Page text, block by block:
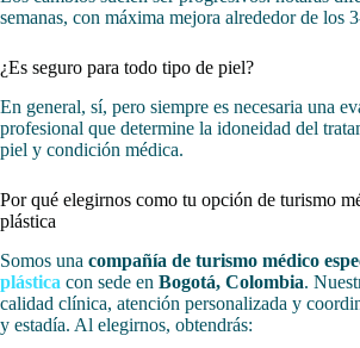
semanas, con máxima mejora alrededor de los
¿Es seguro para todo tipo de piel?
En general, sí, pero siempre es necesaria una
profesional que determine la idoneidad del
piel y condición médica.
Por qué elegirnos como tu opción de turismo
plástica
Somos una compañía de turismo médico
plástica con sede en Bogotá, Colombia.
calidad clínica, atención personalizada y
y estadía. Al elegirnos, obtendrás: